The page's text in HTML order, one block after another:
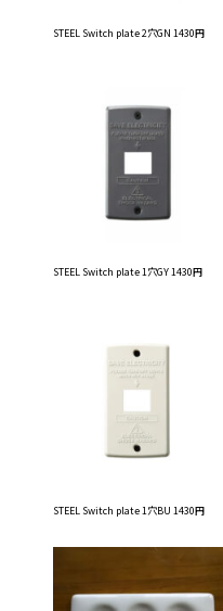
STEEL Switch plate 2穴GN 1430円
STEEL Switch plate 1穴GY 1430円
STEEL Switch plate 1穴BU 1430円